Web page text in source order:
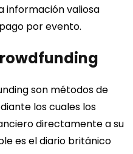
información valiosa
por evento.
son métodos de
los cuales los
directamente a su
es el diario británico